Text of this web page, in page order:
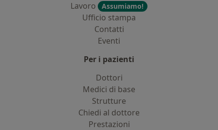
Lavoro
Assumiamo!
Ufficio stampa
Contatti
Eventi
Per i pazienti
Dottori
Medici di base
Strutture
Chiedi al dottore
Prestazioni